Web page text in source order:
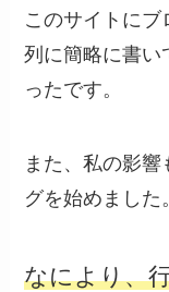
このサイトに
列に簡略に書
ったです。
また、私の影
グを始めました
なにより、